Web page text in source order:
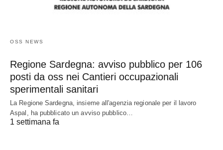
OSS NEWS
Regione Sardegna: avviso pubblico per 106
posti da oss nei Cantieri occupazionali
sperimentali sanitari
La Regione Sardegna, insieme all'agenzia regionale per il lavoro
Aspal, ha pubblicato un avviso pubblico…
1 settimana fa